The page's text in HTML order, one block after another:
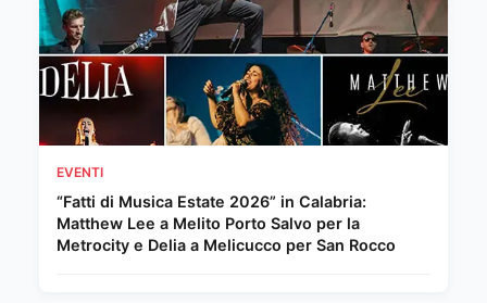
EVENTI
“Fatti di Musica Estate 2026” in Calabria:
Matthew Lee a Melito Porto Salvo per la
Metrocity e Delia a Melicucco per San Rocco